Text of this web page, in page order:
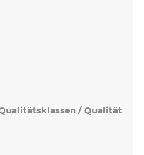
/ Qualität